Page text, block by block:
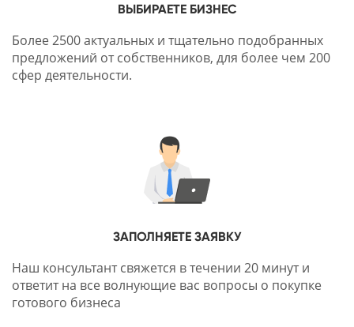
ВЫБИРАЕТЕ БИЗНЕС
Более 2500 актуальных и тщательно подобранных
предложений от собственников, для более чем 200
сфер деятельности.
ЗАПОЛНЯЕТЕ ЗАЯВКУ
Наш консультант свяжется в течении 20 минут и
ответит на все волнующие вас вопросы о покупке
готового бизнеса